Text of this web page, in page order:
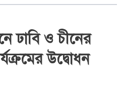
ঢাবি ও চীনের
উদ্বোধন